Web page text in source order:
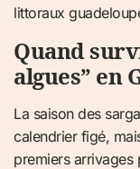
littoraux
Quand
algues” en
La saison des
calendrier figé,
premiers arrivages